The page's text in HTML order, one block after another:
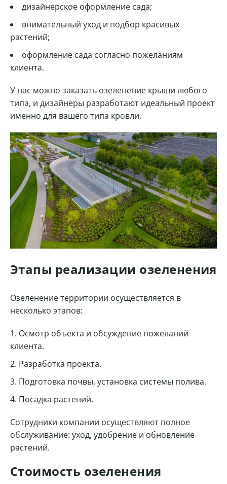
дизайнерское оформление сада;
внимательный уход и подбор красивых
растений;
оформление сада согласно пожеланиям
клиента.
У нас можно заказать озеленение крыши любого
типа, и дизайнеры разработают идеальный проект
именно для вашего типа кровли.
Этапы реализации озеленения
Озеленение территории осуществляется в
несколько этапов:
Осмотр объекта и обсуждение пожеланий
клиента.
Разработка проекта.
Подготовка почвы, установка системы полива.
Посадка растений.
Сотрудники компании осуществляют полное
обслуживание: уход, удобрение и обновление
растений.
Стоимость озеленения